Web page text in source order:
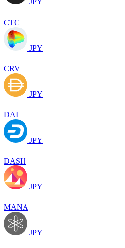
CTC
JPY
CRV
JPY
DAI
JPY
DASH
JPY
MANA
JPY